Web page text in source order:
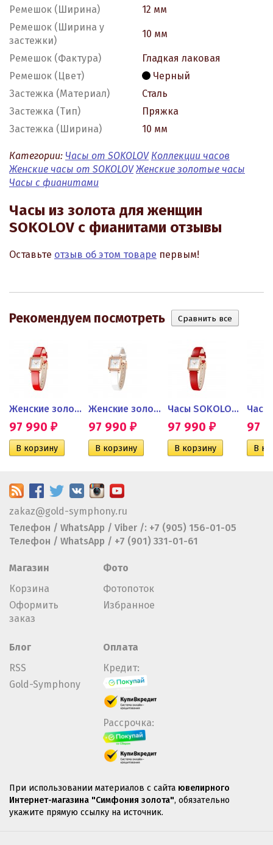
Ремешок (Ширина)
12 мм
Ремешок (Ширина у
застежки)
10 мм
Ремешок (Фактура)
Гладкая лаковая
Ремешок (Цвет)
Черный
Застежка (Материал)
Сталь
Застежка (Тип)
Пряжка
Застежка (Ширина)
10 мм
Категории: Часы от SOKOLOV Коллекции часов
Женские часы от SOKOLOV Женские золотые часы
Часы с фианитами
Часы из золота для женщин
SOKOLOV с фианитами отзывы
Оставьте отзыв об этом товаре первым!
Рекомендуем посмотреть
Женские золотые часы Diva с...
97 990 ₽
Женские золотые часы...
97 990 ₽
Часы SOKOLOV женские из...
97 990 ₽ 97
zakaz@gold-symphony.ru
Телефон / WhatsApp / Viber /: +7 (905) 156-01-05
Телефон / WhatsApp / +7 (901) 331-01-61
Магазин
Корзина
Оформить
заказ
Фото
Фотопоток
Избранное
Блог
RSS
Gold-Symphony
Оплата
Кредит:
Рассрочка:
При использовании материалов с сайта ювелирного
Интернет-магазина "Симфония золота", обязательно
укажите прямую ссылку на источник.